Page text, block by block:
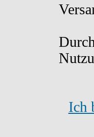
Ich